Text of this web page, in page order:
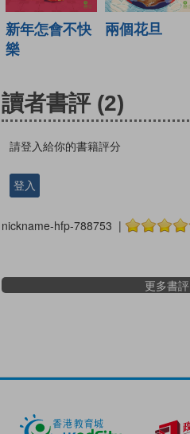
新年怎會不快
樂
兩個花旦
讀者書評 (2)
請登入給你的書籍評分
登入
nickname-hfp-788753 |
更多書評